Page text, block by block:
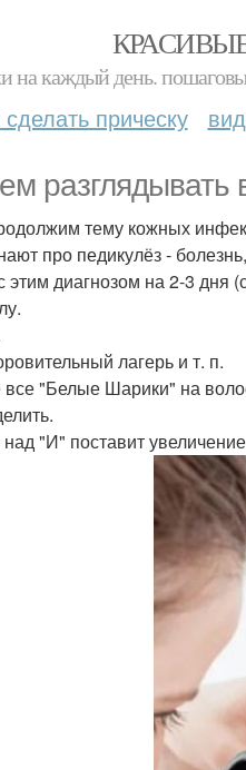
на каждый день.
сделать прическу
разглядывать
тему кожных
про педикулёз -
этим диагнозом на 2-3 дня
лагерь и т. п.
"Белые Шарики" на
над "И" поставит